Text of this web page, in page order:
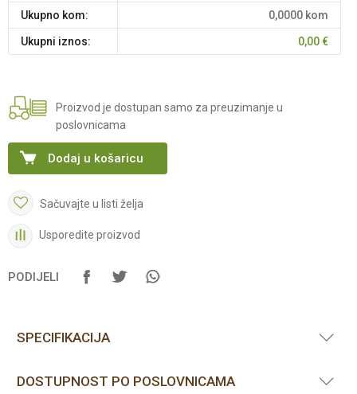
Ukupno kom: 0,0000 kom
Ukupni iznos: 0,00€
Proizvod je dostupan samo za preuzimanje u
poslovnicama
Dodaj u košaricu
Sačuvajte u listi želja
Usporedite proizvod
PODIJELI
SPECIFIKACIJA
DOSTUPNOST PO POSLOVNICAMA